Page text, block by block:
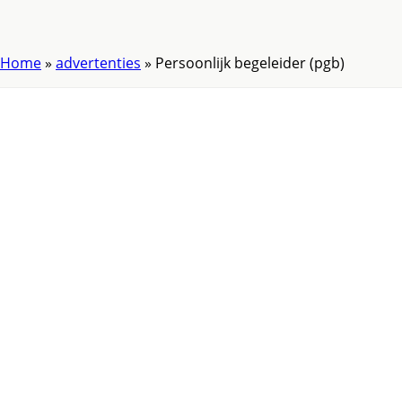
Home» advertenties » Persoonlijk begeleider (pgb)